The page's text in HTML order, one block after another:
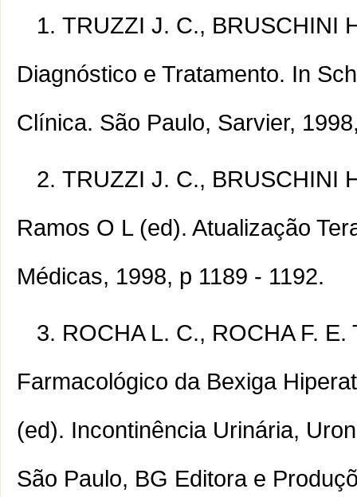
TRUZZI J. C., BRUSCHINI
Diagnóstico e Tratamento. In
Clínica. São Paulo, Sarvier,
TRUZZI J. C., BRUSCHINI
Ramos O L (ed). Atualização
Médicas, 1998, p 1189 - 1192.
ROCHA L. C., ROCHA F.
Farmacológico da Bexiga
(ed). Incontinência Urinária,
São Paulo, BG Editora e